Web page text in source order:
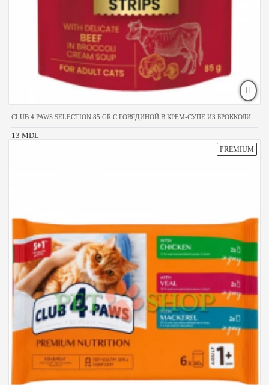
CLUB 4 PAWS SELECTION 85 GR С ГОВЯДИНОЙ В КРЕМ-СУПЕ ИЗ БРОККОЛИ
13 MDL